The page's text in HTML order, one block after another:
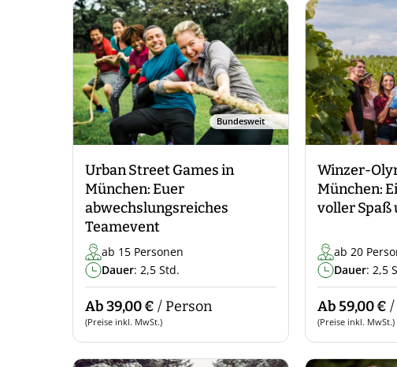
Bundesweit
Urban Street Games in
München: Euer
abwechslungsreiches
Teamevent
ab 15 Personen
Dauer: 2,5 Std.
Ab 39,00 € / Person
(Preise inkl. MwSt.)
Winzer-
München:
voller Spaß
ab 20
Dauer: 2,5
Ab 59,00 € /
(Preise inkl. MwSt.)